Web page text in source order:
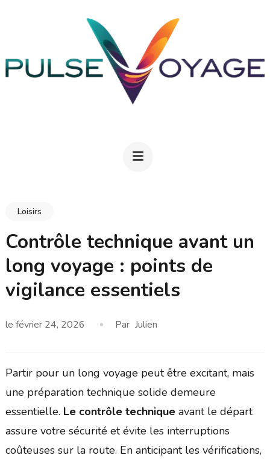
(Pressez
Loisirs
Contrôle technique avant un
long voyage : points de
vigilance essentiels
le février 24, 2026 Par Julien
Partir pour un long voyage peut être excitant, mais
une préparation technique solide demeure
essentielle. Le contrôle techniqueavant le départ
assure votre sécurité et évite les interruptions
coûteuses sur la route. En anticipant les vérifications,